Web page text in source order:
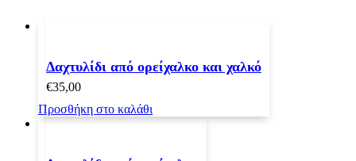
Δαχτυλίδι από ορείχαλκο και χαλκό
€35,00
Προσθήκη στο καλάθι